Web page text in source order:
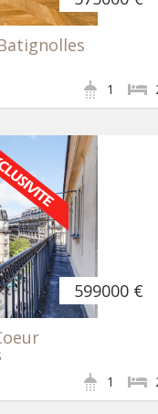
1
599000 €
1